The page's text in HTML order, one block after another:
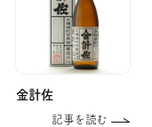
金計佐
記事を読む